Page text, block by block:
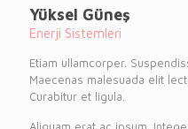
Yüksel Güneş
Enerji Sistemleri
Etiam ullamcorper.
Maecenas malesuada elit
Curabitur et ligula.
Aliquam erat ac ipsum.